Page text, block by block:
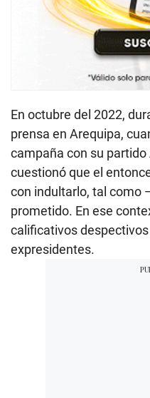
En octubre del 2022,
prensa en Arequipa,
campaña con su partido
cuestionó que el
con indultarlo, tal como
prometido. En ese
calificativos
expresidentes.